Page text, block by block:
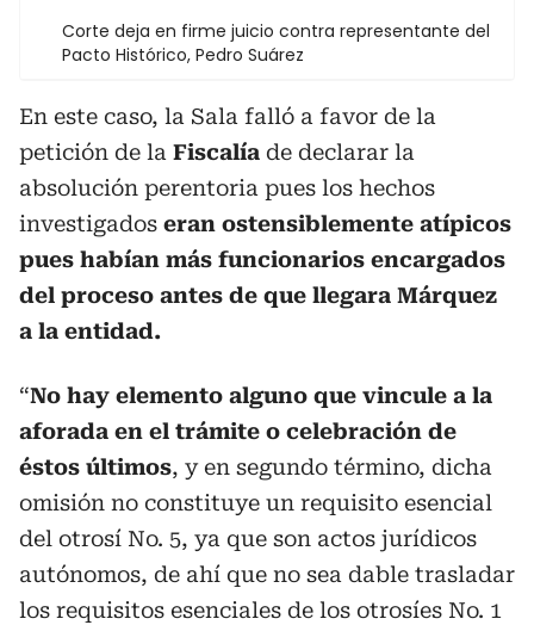
Corte deja en firme juicio contra representante del
Pacto Histórico, Pedro Suárez
En este caso, la Sala falló a favor de la
petición de la Fiscalía de declarar la
absolución perentoria pues los hechos
investigados eran ostensiblemente atípicos
pues habían más funcionarios encargados
del proceso antes de que llegara Márquez
a la entidad.
“No hay elemento alguno que vincule a la
aforada en el trámite o celebración de
éstos últimos, y en segundo término, dicha
omisión no constituye un requisito esencial
del otrosí No. 5, ya que son actos jurídicos
autónomos, de ahí que no sea dable trasladar
los requisitos esenciales de los otrosíes No. 1